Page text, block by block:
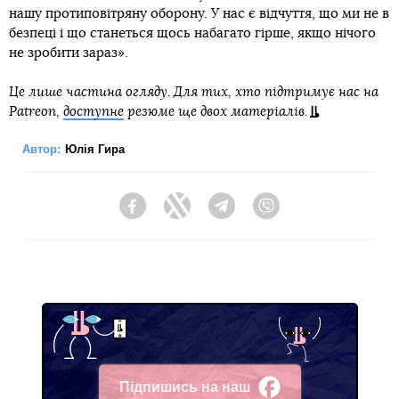
нашу протиповітряну оборону. У нас є відчуття, що ми не в
безпеці і що станеться щось набагато гірше, якщо нічого
не зробити зараз».
Це лише частина огляду. Для тих, хто підтримує нас на
Patreon, доступне резюме ще двох матеріалів.
Автор: Юлія Гира
FacebookTwitter Telegram
Підпишись на наш